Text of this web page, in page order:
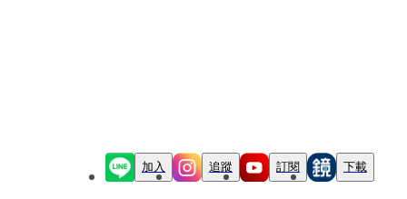
加入 追蹤 訂閱 下載